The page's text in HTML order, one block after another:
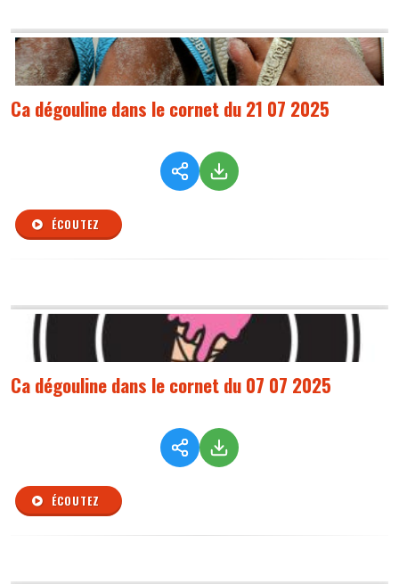
Ca dégouline dans le cornet du 21 07 2025
ÉCOUTEZ
Ca dégouline dans le cornet du 07 07 2025
ÉCOUTEZ